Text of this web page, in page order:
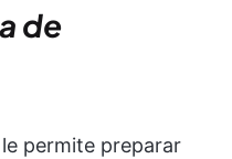
de
permite preparar